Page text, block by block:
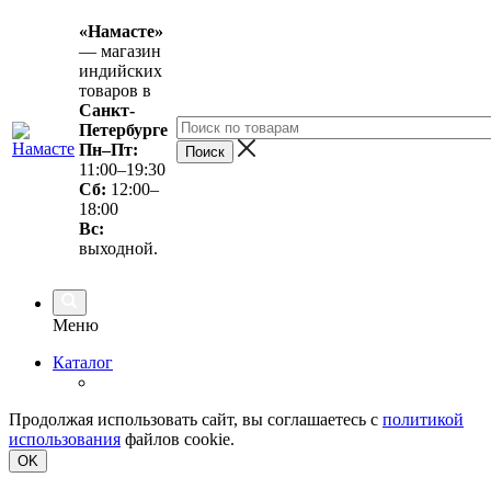
«Намасте»
— магазин
индийских
товаров в
Санкт-
Петербурге
Пн–Пт:
11:00–19:30
Сб: 12:00–
18:00
Вс:
выходной.
Меню
Каталог
Продолжая использовать сайт, вы соглашаетесь с политикой
использования файлов cookie.
OK